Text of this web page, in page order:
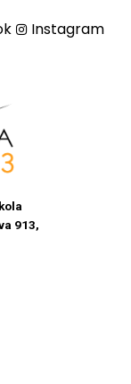
Instagram
913,